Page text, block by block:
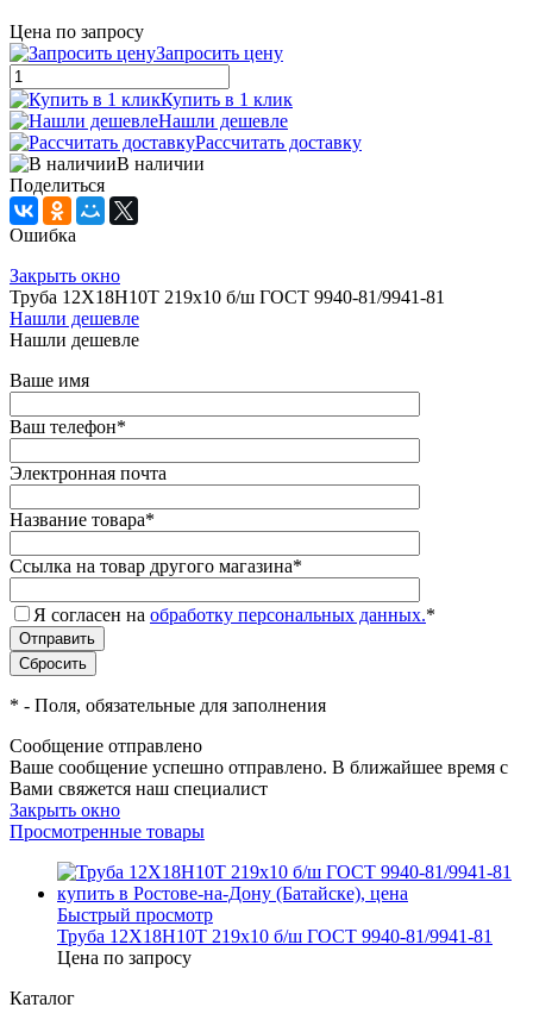
Цена по запросу
Запросить цену
Купить в 1 клик
Нашли дешевле
Рассчитать доставку
В наличии
Поделиться
Ошибка
Закрыть окно
Труба 12Х18Н10Т 219х10 б/ш ГОСТ 9940-81/9941-81
Нашли дешевле
Нашли дешевле
Ваше имя
Ваш телефон*
Электронная почта
Название товара*
Ссылка на товар другого магазина*
Я согласен на обработку персональных данных.*
* - Поля, обязательные для заполнения
Сообщение отправлено
Ваше сообщение успешно отправлено. В ближайшее время с
Вами свяжется наш специалист
Закрыть окно
Просмотренные товары
Быстрый просмотр
Труба 12Х18Н10Т 219х10 б/ш ГОСТ 9940-81/9941-81
Цена по запросу
Каталог